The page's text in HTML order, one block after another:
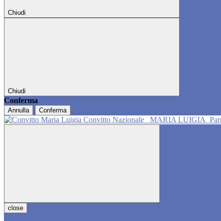
Chiudi
Chiudi
Conferma
Annulla Conferma
Convitto Nazionale MARIA LUIGIA
close